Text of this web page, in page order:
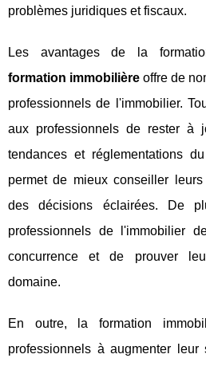
problèmes juridiques et fiscaux.
Les avantages de la
formation immobilière offre de
professionnels de l'immobilier.
aux professionnels de rester à
tendances et réglementations
permet de mieux conseiller
des décisions éclairées. De
professionnels de l'immobilier
concurrence et de prouver
domaine.
En outre, la formation
professionnels à augmenter